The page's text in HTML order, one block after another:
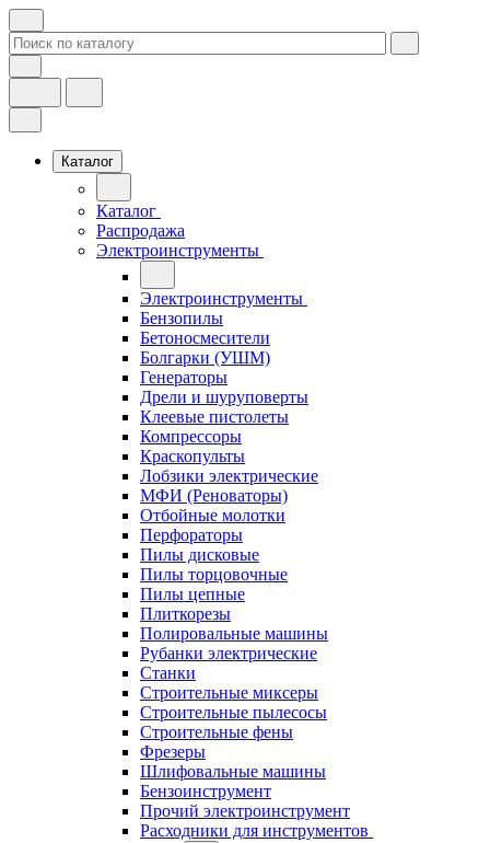
Каталог
Каталог
Распродажа
Электроинструменты
Электроинструменты
Бензопилы
Бетоносмесители
Болгарки (УШМ)
Генераторы
Дрели и шуруповерты
Клеевые пистолеты
Компрессоры
Краскопульты
Лобзики электрические
МФИ (Реноваторы)
Отбойные молотки
Перфораторы
Пилы дисковые
Пилы торцовочные
Пилы цепные
Плиткорезы
Полировальные машины
Рубанки электрические
Станки
Строительные миксеры
Строительные пылесосы
Строительные фены
Фрезеры
Шлифовальные машины
Бензоинструмент
Прочий электроинструмент
Расходники для инструментов